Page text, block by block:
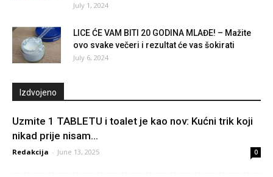
July 1, 2024
LICE ĆE VAM BITI 20 GODINA MLAĐE! – Mažite
ovo svake večeri i rezultat će vas šokirati
July 6, 2024
Izdvojeno
Uzmite 1 TABLETU i toalet je kao nov: Kućni trik koji
nikad prije nisam...
Redakcija - June 13, 2025 0